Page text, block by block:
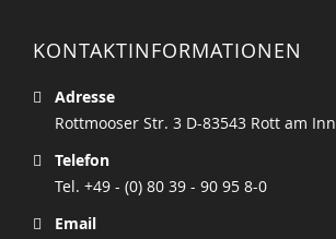
KONTAKTINFORMATIONEN
Adresse
Rottmooser Str. 3 D-83543 Rott am Inn
Telefon
Tel. +49 - (0) 80 39 - 90 95 8-0
Email